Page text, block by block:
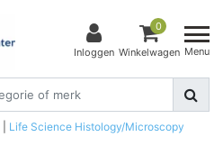
Inloggen
0
Winkelwagen Menu
Life Science Histology/Microscopy